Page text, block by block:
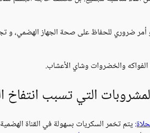
ضروري للحفاظ على صحة الجهاز الهضمي، و تجنب
والخضروات وشاي الأعشاب.
التي تسبب انتفاخ
يتم تخمر السكريات بسهولة في القناة